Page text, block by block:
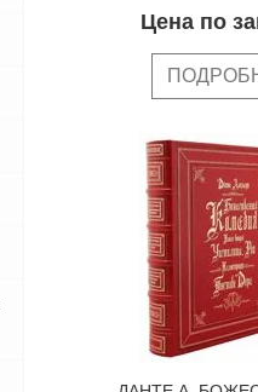
Цена по